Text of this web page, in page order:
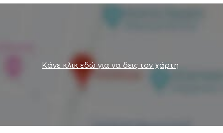
Κάνε κλικ εδώ για να δεις τον χάρτη